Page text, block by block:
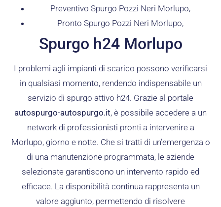
Preventivo Spurgo Pozzi Neri Morlupo,
Pronto Spurgo Pozzi Neri Morlupo,
Spurgo h24 Morlupo
I problemi agli impianti di scarico possono verificarsi
in qualsiasi momento, rendendo indispensabile un
servizio di spurgo attivo h24. Grazie al portale
autospurgo-autospurgo.it, è possibile accedere a un
network di professionisti pronti a intervenire a
Morlupo, giorno e notte. Che si tratti di un’emergenza o
di una manutenzione programmata, le aziende
selezionate garantiscono un intervento rapido ed
efficace. La disponibilità continua rappresenta un
valore aggiunto, permettendo di risolvere